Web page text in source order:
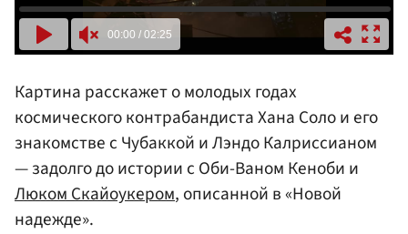
Картина расскажет о молодых годах
космического контрабандиста Хана Соло и его
знакомстве с Чубаккой и Лэндо Калриссианом
— задолго до истории с Оби-Ваном Кеноби и
Люком Скайоукером, описанной в «Новой
надежде».